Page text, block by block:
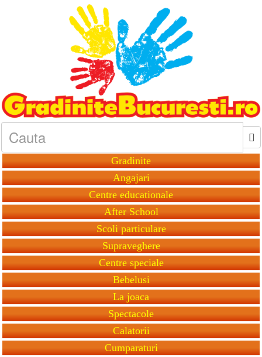
Gradinite
Angajari
Centre educationale
After School
Scoli particulare
Supraveghere
Centre speciale
Bebelusi
La joaca
Spectacole
Calatorii
Cumparaturi